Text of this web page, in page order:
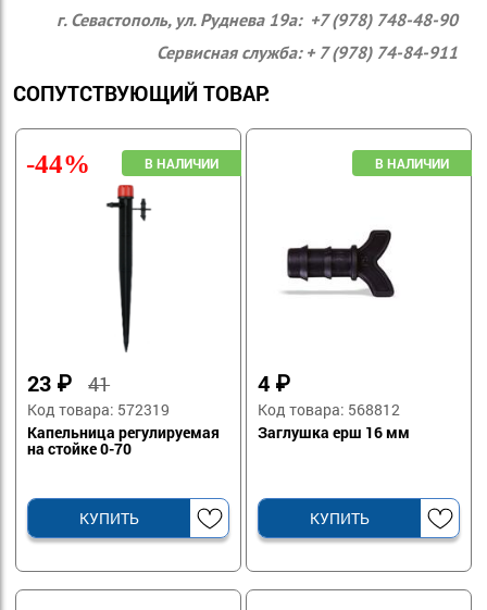
г. Севастополь, ул. Руднева 19а: +7 (978) 748-48-90
Сервисная служба: + 7 (978) 74-84-911
СОПУТСТВУЮЩИЙ ТОВАР:
23 ₽41
Код товара: 572319
Капельница регулируемая
на стойке 0-70
КУПИТЬ
-44%
4 ₽
Код товара: 568812
Заглушка ерш 16 мм
КУПИТЬ